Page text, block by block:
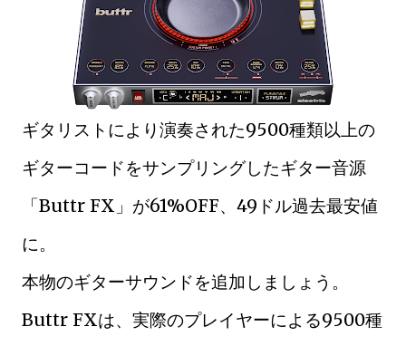
ギタリストにより演奏された9500種類以上の
ギターコードをサンプリングしたギター音源
「Buttr FX」が61%OFF、49ドル過去最安値
に。
本物のギターサウンドを追加しましょう。
Buttr FXは、実際のプレイヤーによる9500種